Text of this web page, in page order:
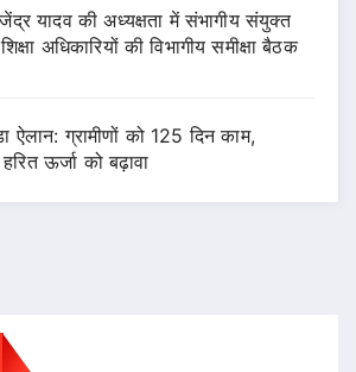
यादव की अध्यक्षता में संभागीय संयुक्त
अधिकारियों की विभागीय समीक्षा बैठक
ऐलान: ग्रामीणों को 125 दिन काम,
ऊर्जा को बढ़ावा